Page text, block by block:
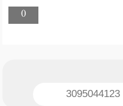
0
3095044123